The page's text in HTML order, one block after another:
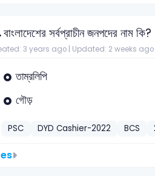
বাংলাদেশের সর্বপ্রাচীন জনপদের নাম কি?
3 years ago | Updated: 2 weeks ago
তাম্রলিপি
গৌড়
PSC DYD Cashier-2022 BCS